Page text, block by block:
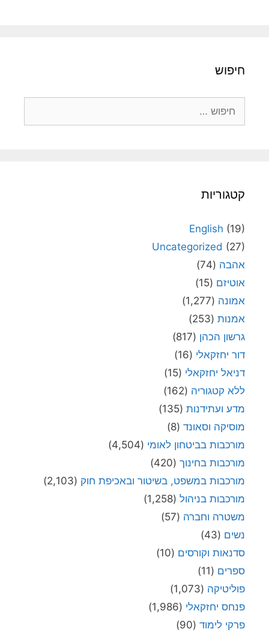
חיפוש
קטגוריות
English (19)
Uncategorized (27)
אהבה (74)
אוטיזם (15)
אמונה (1,277)
אמנות (253)
גרשון הכהן (817)
דור יחזקאלי (16)
דניאל יחזקאלי (15)
ללא קטגוריה (162)
מדע ועתידנות (135)
מוסיקה וסאונד (8)
מורכבות בביטחון לאומי (4,504)
מורכבות בחינוך (420)
מורכבות במשפט, בשיטור ובאכיפת חוק (2,103)
מורכבות בניהול (1,258)
משטרה וחברה (57)
נשים (43)
סדנאות וקורסים (10)
ספרים (11)
פוליטיקה (1,073)
פנחס יחזקאלי (1,986)
פרקי לימוד (90)